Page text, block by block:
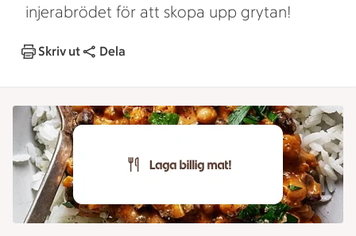
injerabrödet för att skopa upp grytan!
Skriv ut Dela